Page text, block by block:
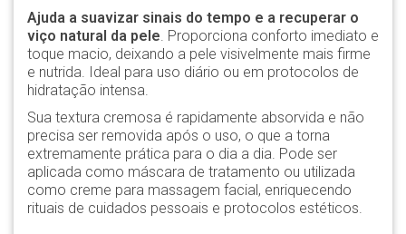
Ajuda a suavizar sinais do tempo e a recuperar o
viço natural da pele. Proporciona conforto imediato e
toque macio, deixando a pele visivelmente mais firme
e nutrida. Ideal para uso diário ou em protocolos de
hidratação intensa.
Sua textura cremosa é rapidamente absorvida e não
precisa ser removida após o uso, o que a torna
extremamente prática para o dia a dia. Pode ser
aplicada como máscara de tratamento ou utilizada
como creme para massagem facial, enriquecendo
rituais de cuidados pessoais e protocolos estéticos.